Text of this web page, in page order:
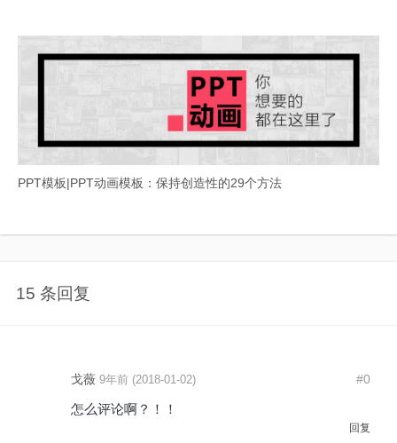
PPT模板|PPT动画模板：保持创造性的29个方法
15 条回复
戈薇 9年前 (2018-01-02) #0
怎么评论啊？！！
回复